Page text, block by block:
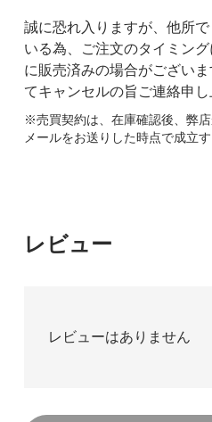
誠に恐れ入りますが、他所
いる為、ご注文のタイミン
に販売済みの場合がござい
てキャンセルの旨ご連絡申し
※売買契約は、在庫確認後、弊
メールをお送りした時点で成立
レビュー
レビューはありません